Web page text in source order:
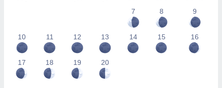
7
8 9
10 11 12 13 14 15 16
17 18 19 20